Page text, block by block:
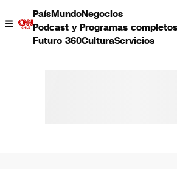
PaísMundoNegocios
Podcast y Programas completos
Futuro 360CulturaServicios